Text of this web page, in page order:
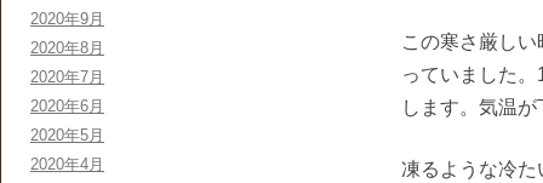
この寒さ厳し
っていました
します。気温
凍るような冷
2020年9月
2020年8月
2020年7月
2020年6月
2020年5月
2020年4月